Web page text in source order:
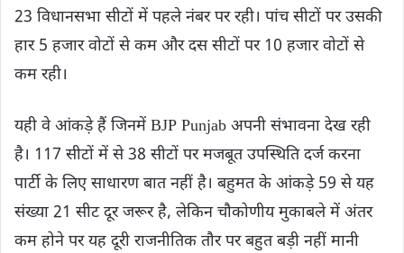
23 विधानसभा सीटों में पहले नंबर पर रही। पांच सीटों पर उसकी
हार 5 हजार वोटों से कम और दस सीटों पर 10 हजार वोटों से
कम रही।
यही वे आंकड़े हैं जिनमें BJP Punjab अपनी संभावना देख रही
है। 117 सीटों में से 38 सीटों पर मजबूत उपस्थिति दर्ज करना
पार्टी के लिए साधारण बात नहीं है। बहुमत के आंकड़े 59 से यह
संख्या 21 सीट दूर जरूर है, लेकिन चौकोणीय मुकाबले में अंतर
कम होने पर यह दूरी राजनीतिक तौर पर बहुत बड़ी नहीं मानी